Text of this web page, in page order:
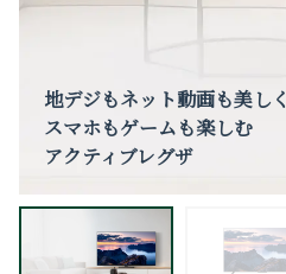
地デジもネット動画も美しく
スマホもゲームも楽しむ
アクティブレグザ